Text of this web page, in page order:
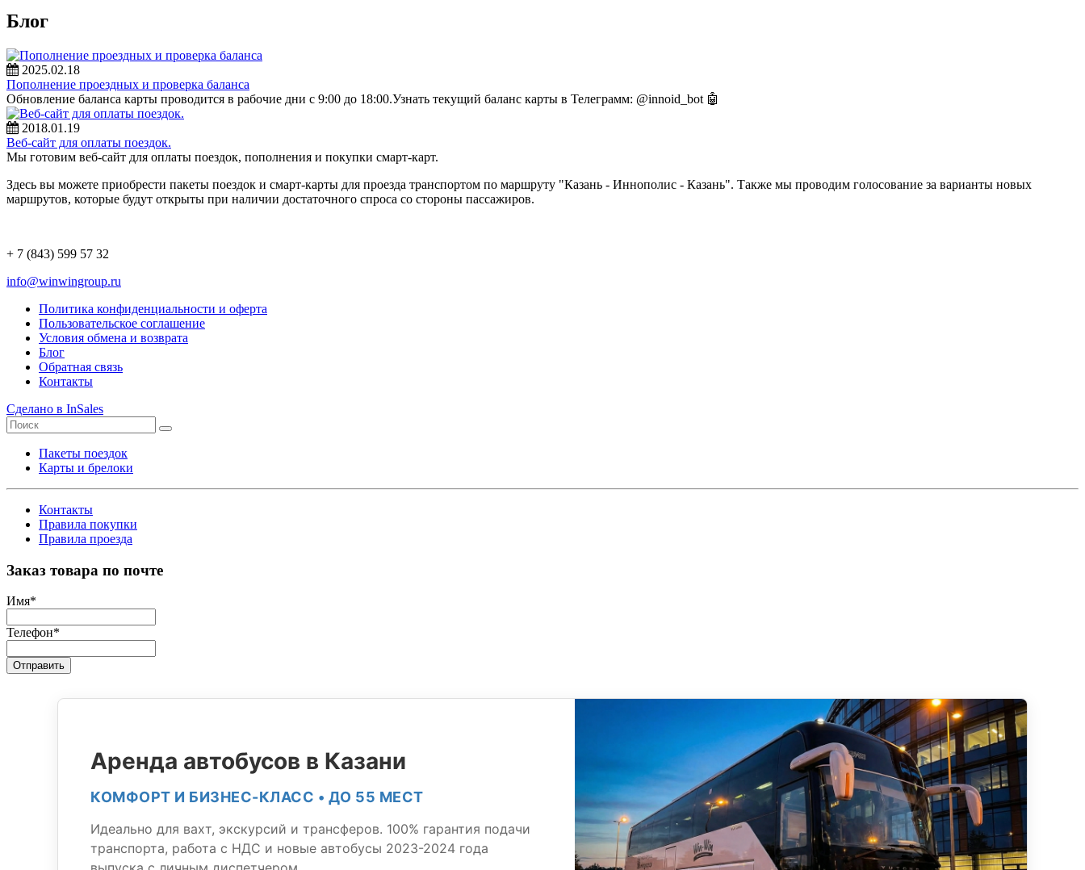
Блог
2025.02.18
Пополнение проездных и проверка баланса
Обновление баланса карты проводится в рабочие дни с 9:00 до 18:00.Узнать текущий баланс карты в Телеграмм: @innoid_bot 🤖
2018.01.19
Веб-сайт для оплаты поездок.
Мы готовим веб-сайт для оплаты поездок, пополнения и покупки смарт-карт.
Здесь вы можете приобрести пакеты поездок и смарт-карты для проезда транспортом по маршруту "Казань - Иннополис - Казань". Также мы проводим голосование за варианты новых
маршрутов, которые будут открыты при наличии достаточного спроса со стороны пассажиров.
+ 7 (843) 599 57 32
info@winwingroup.ru
Политика конфиденциальности и оферта
Пользовательское соглашение
Условия обмена и возврата
Блог
Обратная связь
Контакты
Сделано в InSales
Пакеты поездок
Карты и брелоки
Контакты
Правила покупки
Правила проезда
Заказ товара по почте
Имя*
Телефон*
Отправить
Аренда автобусов в Казани
КОМФОРТ И БИЗНЕС-КЛАСС • ДО 55 МЕСТ
Идеально для вахт, экскурсий и трансферов. 100% гарантия подачи
транспорта, работа с НДС и новые автобусы 2023-2024 года